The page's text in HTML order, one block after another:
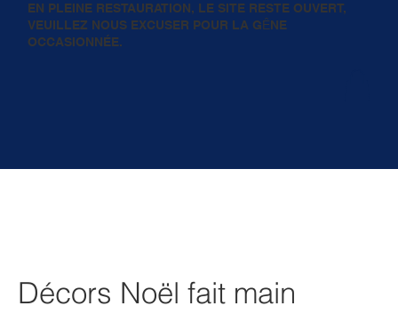
EN PLEINE RESTAURATION, LE SITE RESTE OUVERT,
VEUILLEZ NOUS EXCUSER POUR LA GȆNE
OCCASIONNÉE.
Décors Noël fait main